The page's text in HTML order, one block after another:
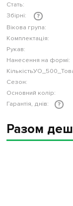
Стать:
Збірні:
?
Вікова група:
Комплектація:
Рукав:
Нанесення на формі:
Сезон:
Основний колір:
Гарантія, днів:
?
Разом